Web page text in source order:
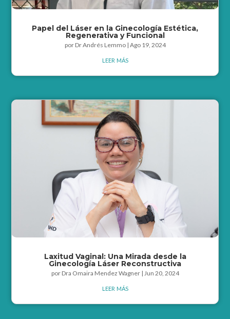
Papel del Láser en la Ginecología Estética,
Regenerativa y Funcional
por Dr Andrés Lemmo| Ago 19, 2024
leer más
Laxitud Vaginal: Una Mirada desde la
Ginecología Láser Reconstructiva
por Dra Omaira Mendez Wagner| Jun 20, 2024
leer más